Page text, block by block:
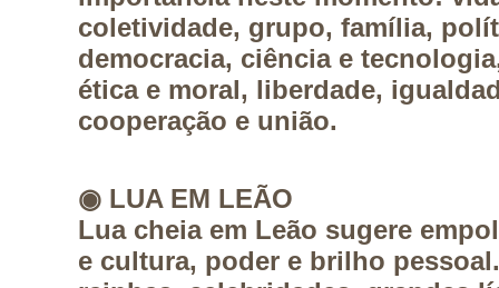
coletividade, grupo, família,
democracia, ciência e
ética e moral, liberdade,
cooperação e união.
◉ LUA EM LEÃO
Lua cheia em Leão sugere
e cultura, poder e brilho